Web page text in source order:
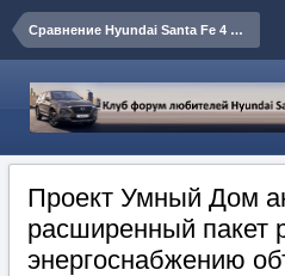
Сравнение Hyundai Santa Fe 4 TM с конкурентами
Проект Умный Дом
расширенный пакет
энергоснабжению